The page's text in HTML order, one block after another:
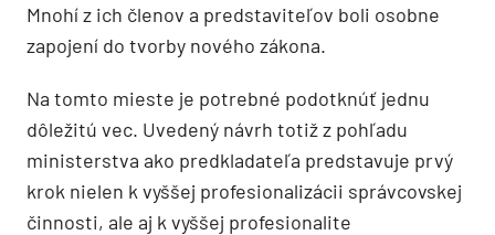
Mnohí z ich členov a predstaviteľov boli osobne
zapojení do tvorby nového zákona.
Na tomto mieste je potrebné podotknúť jednu
dôležitú vec. Uvedený návrh totiž z pohľadu
ministerstva ako predkladateľa predstavuje prvý
krok nielen k vyššej profesionalizácii správcovskej
činnosti, ale aj k vyššej profesionalite